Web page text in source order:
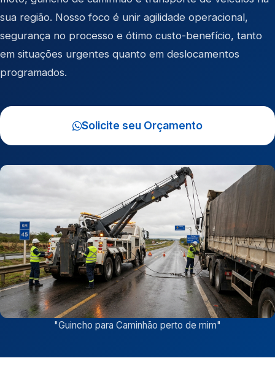
sua região. Nosso foco é unir agilidade operacional,
segurança no processo e ótimo custo-benefício, tanto
em situações urgentes quanto em deslocamentos
programados.
Solicite seu Orçamento
"Guincho para Caminhão perto de mim"